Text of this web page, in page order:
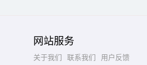
网站服务
关于我们 联系我们
用户反馈